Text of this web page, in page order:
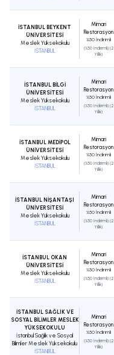
İSTANBUL BEYKENT
ÜNİVERSİTESİ
Meslek Yüksekokulu
İSTANBUL
Mimari
Restorasyon
%50 İndirimli
(%50 İndirimli) (2
Yıllık)
İSTANBUL BİLGİ
ÜNİVERSİTESİ
Meslek Yüksekokulu
İSTANBUL
Mimari
Restorasyon
%50 İndirimli
(%50 İndirimli) (2
Yıllık)
İSTANBUL MEDİPOL
ÜNİVERSİTESİ
Meslek Yüksekokulu
İSTANBUL
Mimari
Restorasyon
%50 İndirimli
(%50 İndirimli) (2
Yıllık)
İSTANBUL NİŞANTAŞI
ÜNİVERSİTESİ
Meslek Yüksekokulu
İSTANBUL
Mimari
Restorasyon
%50 İndirimli
(%50 İndirimli) (2
Yıllık)
İSTANBUL OKAN
ÜNİVERSİTESİ
Meslek Yüksekokulu
İSTANBUL
Mimari
Restorasyon
%50 İndirimli
(%50 İndirimli) (2
Yıllık)
İSTANBUL SAĞLIK VE
SOSYAL BİLİMLER MESLEK
YÜKSEKOKULU
İstanbul Sağlık ve Sosyal
Bilimler Meslek Yüksekokulu
İSTANBUL
Mimari
Restorasyon
%50 İndirimli
(%50 İndirimli) (2
Yıllık)